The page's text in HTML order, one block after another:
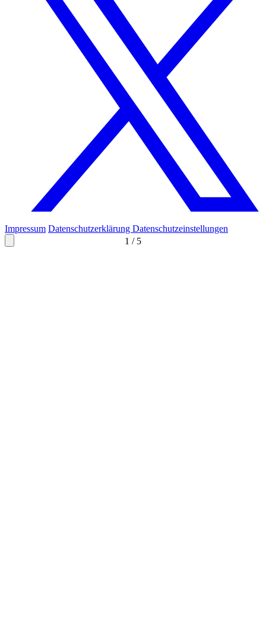
1 / 5
Impressum Datenschutzerklärung Datenschutzeinstellungen